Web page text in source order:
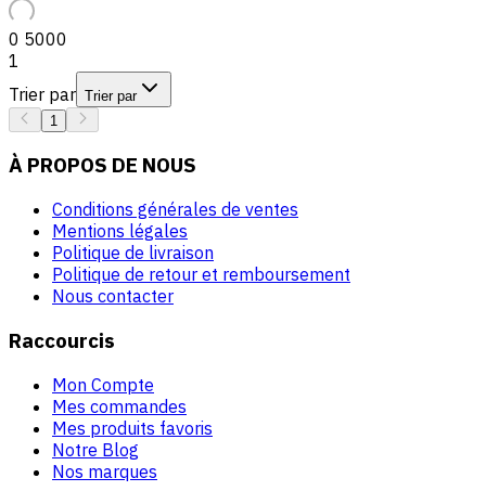
0 5000
1
Trier par Trier par
1
À PROPOS DE NOUS
Conditions générales de ventes
Mentions légales
Politique de livraison
Politique de retour et remboursement
Nous contacter
Raccourcis
Mon Compte
Mes commandes
Mes produits favoris
Notre Blog
Nos marques